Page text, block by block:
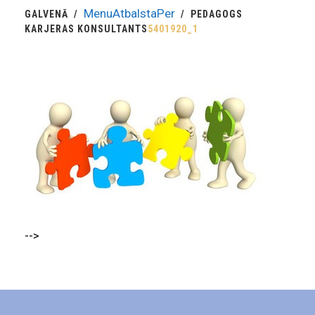
GALVENĀ MenuAtbalstaPer
PEDAGOGS
KARJERAS KONSULTANTS5401920_1
-->